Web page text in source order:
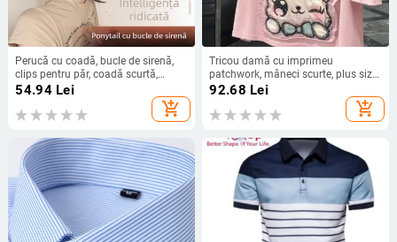
Perucă cu coadă, bucle de sirenă,
clips pentru păr, coadă scurtă,
coroană înaltă, fir rezistent la
54.94Lei
add_shopping_cart
Tricou damă cu imprimeu
patchwork, mâneci scurte, plus size,
croială lejeră, vară 2025
92.68 Lei
add_shopping_cart